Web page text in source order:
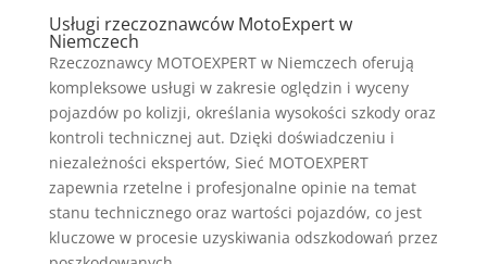
Usługi rzeczoznawców MotoExpert w
Niemczech
Rzeczoznawcy MOTOEXPERT w Niemczech oferują
kompleksowe usługi w zakresie oględzin i wyceny
pojazdów po kolizji, określania wysokości szkody oraz
kontroli technicznej aut. Dzięki doświadczeniu i
niezależności ekspertów, Sieć MOTOEXPERT
zapewnia rzetelne i profesjonalne opinie na temat
stanu technicznego oraz wartości pojazdów, co jest
kluczowe w procesie uzyskiwania odszkodowań przez